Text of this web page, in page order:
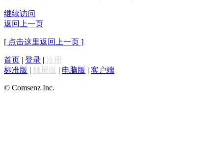
继续访问
返回上一页
[ 点击这里返回上一页 ]
首页 | 登录 | 注册
标准版 | 触屏版 | 电脑版 | 客户端
© Comsenz Inc.